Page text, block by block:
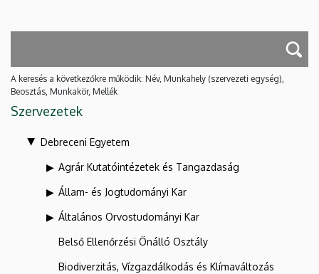
A keresés a következőkre működik: Név, Munkahely (szervezeti egység),
Beosztás, Munkakör, Mellék
Szervezetek
Debreceni Egyetem
Agrár Kutatóintézetek és Tangazdaság
Állam- és Jogtudományi Kar
Általános Orvostudományi Kar
Belső Ellenőrzési Önálló Osztály
Biodiverzitás, Vízgazdálkodás és Klímaváltozás